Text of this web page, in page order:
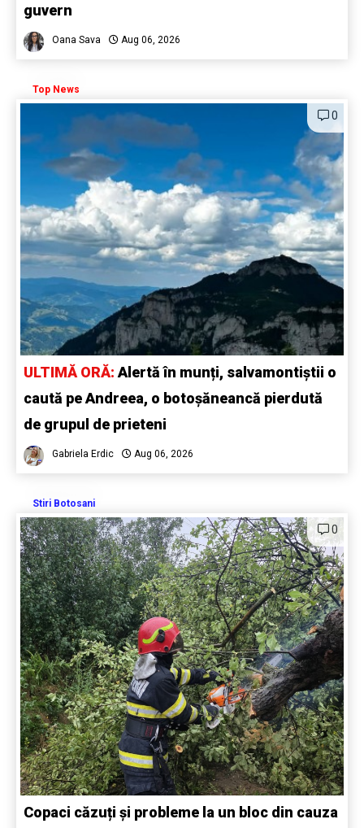
guvern
Oana Sava Aug 06, 2026
Top News
0
ULTIMĂ ORĂ: Alertă în munți, salvamontiștii o
caută pe Andreea, o botoșăneancă pierdută
de grupul de prieteni
Gabriela Erdic Aug 06, 2026
Stiri Botosani
0
Copaci căzuți și probleme la un bloc din cauza